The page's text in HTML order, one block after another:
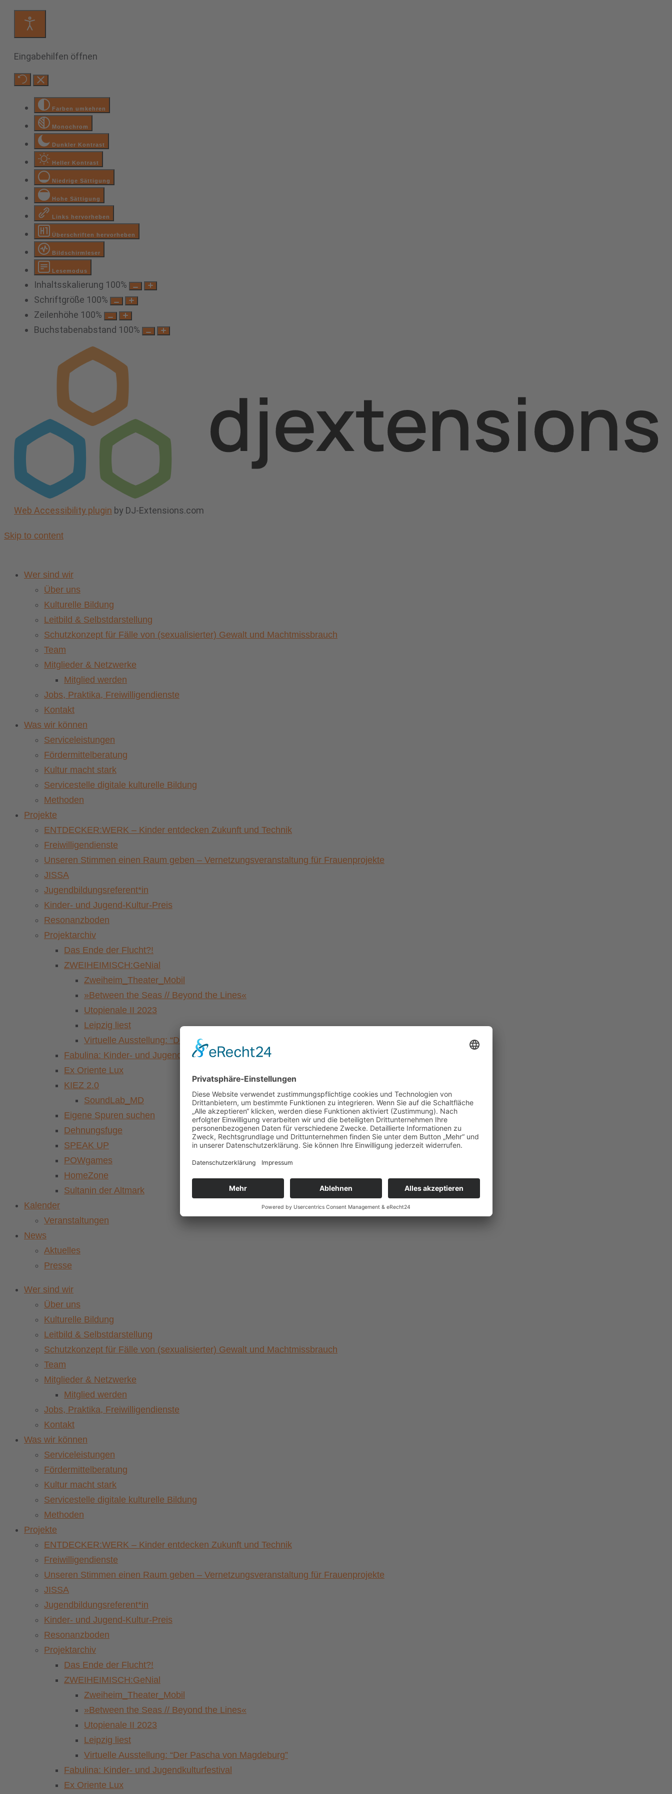
Eingabehilfen öffnen
Farben umkehren
Monochrom
Dunkler Kontrast
Heller Kontrast
Niedrige Sättigung
Hohe Sättigung
Links hervorheben
Überschriften hervorheben
Bildschirmleser
Lesemodus
Inhaltsskalierung 100%
Schriftgröße 100%
Zeilenhöhe 100%
Buchstabenabstand 100%
Web Accessibility plugin by DJ-Extensions.com
Skip to content
Wer sind wir
Über uns
Kulturelle Bildung
Leitbild & Selbstdarstellung
Schutzkonzept für Fälle von (sexualisierter) Gewalt und Machtmissbrauch
Team
Mitglieder & Netzwerke
Mitglied werden
Jobs, Praktika, Freiwilligendienste
Kontakt
Was wir können
Serviceleistungen
Fördermittelberatung
Kultur macht stark
Servicestelle digitale kulturelle Bildung
Methoden
Projekte
ENTDECKER:WERK – Kinder entdecken Zukunft und Technik
Freiwilligendienste
Unseren Stimmen einen Raum geben – Vernetzungsveranstaltung für Frauenprojekte
JISSA
Jugendbildungsreferent*in
Kinder- und Jugend-Kultur-Preis
Resonanzboden
Projektarchiv
Das Ende der Flucht?!
ZWEIHEIMISCH:GeNial
Zweiheim_Theater_Mobil
»Between the Seas // Beyond the Lines«
Utopienale II 2023
Leipzig liest
Virtuelle Ausstellung: “Der Pascha von Magdeburg”
Fabulina: Kinder- und Jugendkulturfestival
Ex Oriente Lux
KIEZ 2.0
SoundLab_MD
Eigene Spuren suchen
Dehnungsfuge
SPEAK UP
POWgames
HomeZone
Sultanin der Altmark
Kalender
Veranstaltungen
News
Aktuelles
Presse
Wer sind wir
Über uns
Kulturelle Bildung
Leitbild & Selbstdarstellung
Schutzkonzept für Fälle von (sexualisierter) Gewalt und Machtmissbrauch
Team
Mitglieder & Netzwerke
Mitglied werden
Jobs, Praktika, Freiwilligendienste
Kontakt
Was wir können
Serviceleistungen
Fördermittelberatung
Kultur macht stark
Servicestelle digitale kulturelle Bildung
Methoden
Projekte
ENTDECKER:WERK – Kinder entdecken Zukunft und Technik
Freiwilligendienste
Unseren Stimmen einen Raum geben – Vernetzungsveranstaltung für Frauenprojekte
JISSA
Jugendbildungsreferent*in
Kinder- und Jugend-Kultur-Preis
Resonanzboden
Projektarchiv
Das Ende der Flucht?!
ZWEIHEIMISCH:GeNial
Zweiheim_Theater_Mobil
»Between the Seas // Beyond the Lines«
Utopienale II 2023
Leipzig liest
Virtuelle Ausstellung: “Der Pascha von Magdeburg”
Fabulina: Kinder- und Jugendkulturfestival
Ex Oriente Lux